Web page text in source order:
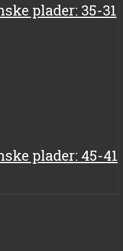
plader: 35-31
plader: 45-41